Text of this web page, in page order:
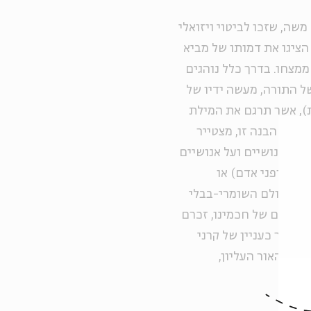
שזכו לביטוי ויזואלי
את דמותו של מביא
בדרך כלל נוהגים
התורה, מעשה ידיו של
אשר תרגם את המילת
לפי הבנה זו, מצטייר
אנושיים ועל אנושיים
ופני אדם) או
בעולם השומרי-בבלי
של חכמינו, זכרם
העור כעניין של קרני
האור העליון,